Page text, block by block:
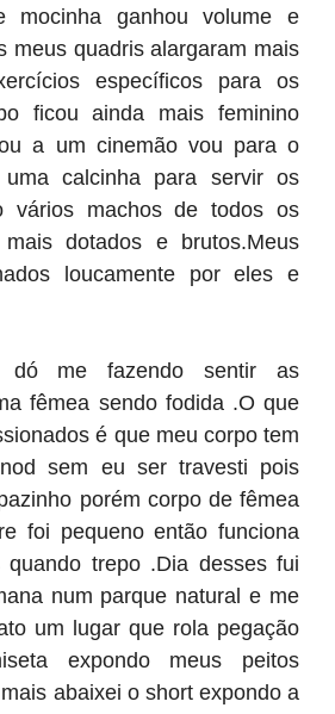
mocinha ganhou volume e
meus quadris alargaram mais
específicos para os
ficou ainda mais feminino
a um cinemão vou para o
calcinha para servir os
vários machos de todos os
dotados e brutos.Meus
loucamente por eles e
dó me fazendo sentir as
fêmea sendo fodida .O que
é que meu corpo tem
sem eu ser travesti pois
porém corpo de fêmea
foi pequeno então funciona
trepo .Dia desses fui
num parque natural e me
um lugar que rola pegação
expondo meus peitos
abaixei o short expondo a